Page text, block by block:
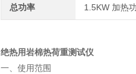
总功率 1.5KW 加热
绝热用岩棉热荷重测试仪
一、使用范围